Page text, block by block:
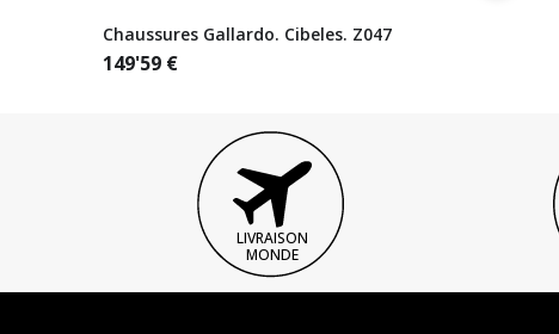
Chaussures Gallardo. Cibeles. Z047
149'59 €
LIVRAISON
MONDE